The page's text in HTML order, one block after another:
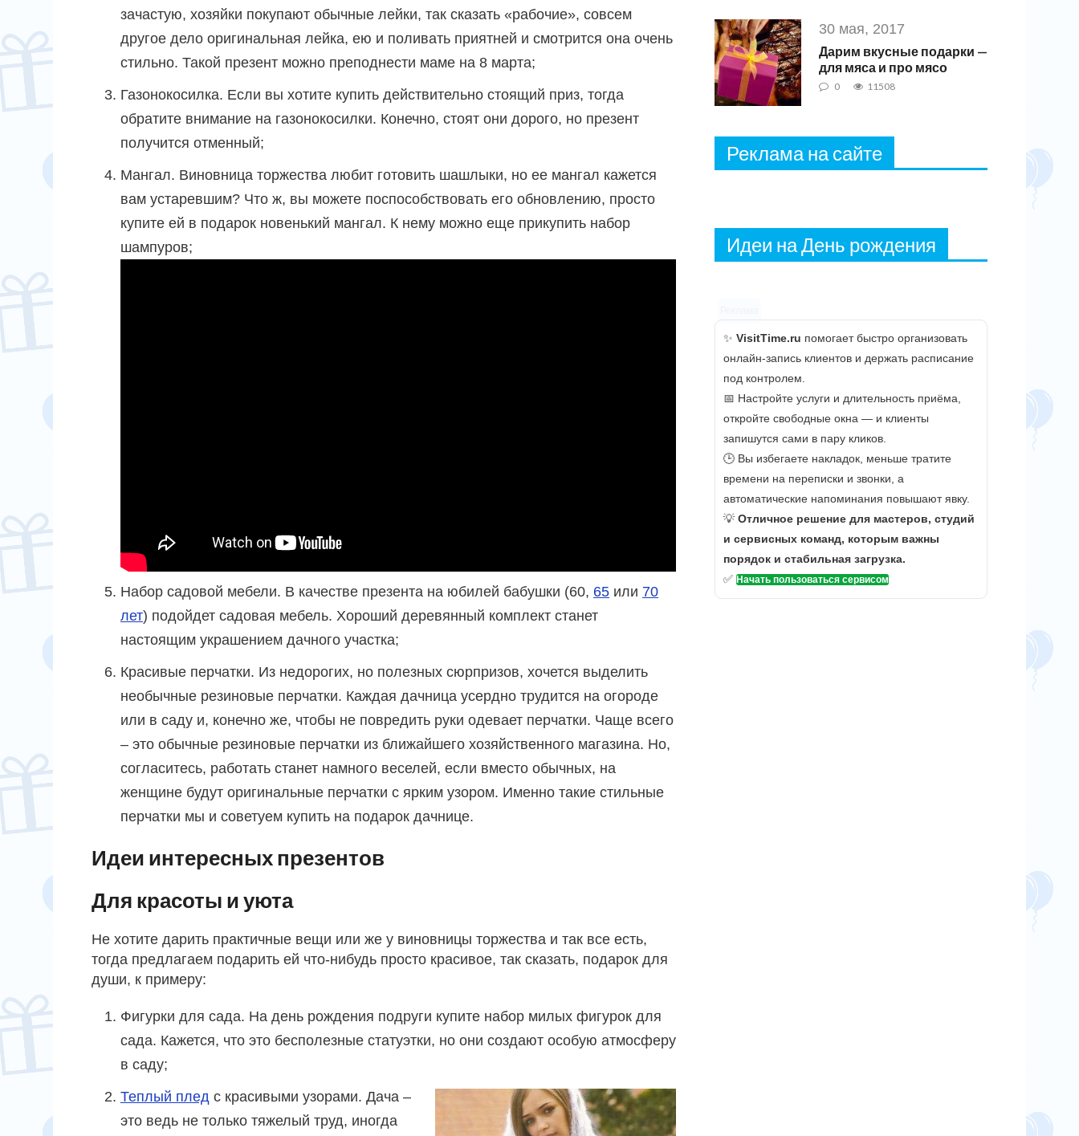
зачастую, хозяйки покупают обычные лейки, так сказать «рабочие», совсем
другое дело оригинальная лейка, ею и поливать приятней и смотрится она очень
стильно. Такой презент можно преподнести маме на 8 марта;
Газонокосилка. Если вы хотите купить действительно стоящий приз, тогда
обратите внимание на газонокосилки. Конечно, стоят они дорого, но презент
получится отменный;
Мангал. Виновница торжества любит готовить шашлыки, но ее мангал кажется
вам устаревшим? Что ж, вы можете поспособствовать его обновлению, просто
купите ей в подарок новенький мангал. К нему можно еще прикупить набор
шампуров;
Набор садовой мебели. В качестве презента на юбилей бабушки (60, 65 или 70
лет) подойдет садовая мебель. Хороший деревянный комплект станет
настоящим украшением дачного участка;
Красивые перчатки. Из недорогих, но полезных сюрпризов, хочется выделить
необычные резиновые перчатки. Каждая дачница усердно трудится на огороде
или в саду и, конечно же, чтобы не повредить руки одевает перчатки. Чаще всего
– это обычные резиновые перчатки из ближайшего хозяйственного магазина. Но,
согласитесь, работать станет намного веселей, если вместо обычных, на
женщине будут оригинальные перчатки с ярким узором. Именно такие стильные
перчатки мы и советуем купить на подарок дачнице.
Идеи интересных презентов
Для красоты и уюта
Не хотите дарить практичные вещи или же у виновницы торжества и так все есть,
тогда предлагаем подарить ей что-нибудь просто красивое, так сказать, подарок для
души, к примеру:
Фигурки для сада. На день рождения подруги купите набор милых фигурок для
сада. Кажется, что это бесполезные статуэтки, но они создают особую атмосферу
в саду;
Теплый плед с красивыми узорами. Дача –
это ведь не только тяжелый труд, иногда
30 мая, 2017
Дарим вкусные подарки —
для мяса и про мясо
0 11508
Реклама на сайте
Идеи на День рождения
✨ VisitTime.ru помогает быстро организовать
онлайн-запись клиентов и держать расписание
под контролем.
📅 Настройте услуги и длительность приёма,
откройте свободные окна — и клиенты
запишутся сами в пару кликов.
🕒 Вы избегаете накладок, меньше тратите
времени на переписки и звонки, а
автоматические напоминания повышают явку.
💡 Отличное решение для мастеров, студий
и сервисных команд, которым важны
порядок и стабильная загрузка.
✅ Начать пользоваться сервисом